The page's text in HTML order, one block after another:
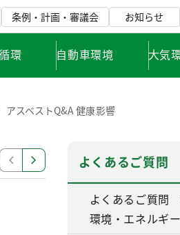
条例・計画・審議会 お知らせ
環 自動車環境 大気
アスベストQ&A 健康影響
アスベストQ&A 健康影響
よくあるご質問
よくあるご質問
環境・エネルギー